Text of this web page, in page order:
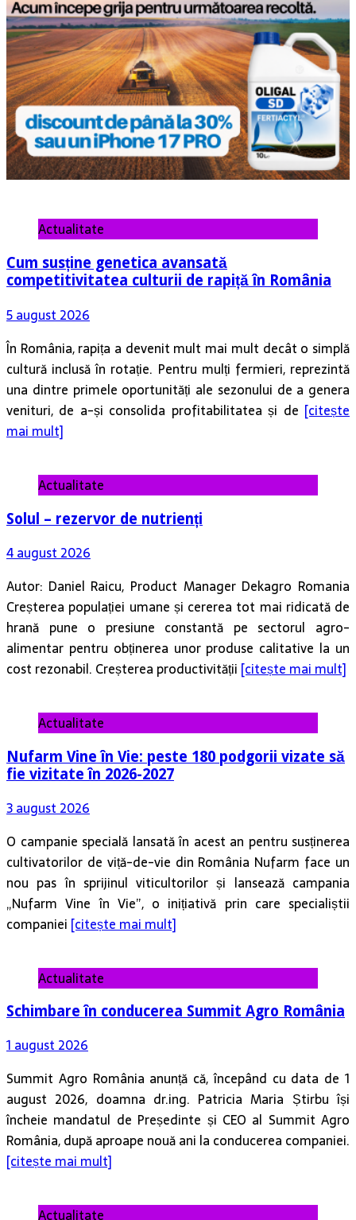
Actualitate
Cum susține genetica avansată
competitivitatea culturii de rapiță în România
5 august 2026
În România, rapița a devenit mult mai mult decât o simplă
cultură inclusă în rotație. Pentru mulți fermieri, reprezintă
una dintre primele oportunități ale sezonului de a genera
venituri, de a-și consolida profitabilitatea și de [citește
mai mult]
Actualitate
Solul – rezervor de nutrienți
4 august 2026
Autor: Daniel Raicu, Product Manager Dekagro Romania
Creșterea populației umane și cererea tot mai ridicată de
hrană pune o presiune constantă pe sectorul agro-
alimentar pentru obținerea unor produse calitative la un
cost rezonabil. Creșterea productivității [citește mai mult]
Actualitate
Nufarm Vine în Vie: peste 180 podgorii vizate să
fie vizitate în 2026-2027
3 august 2026
O campanie specială lansată în acest an pentru susținerea
cultivatorilor de viță-de-vie din România Nufarm face un
nou pas în sprijinul viticultorilor și lansează campania
„Nufarm Vine în Vie”, o inițiativă prin care specialiștii
companiei [citește mai mult]
Actualitate
Schimbare în conducerea Summit Agro România
1 august 2026
Summit Agro România anunță că, începând cu data de 1
august 2026, doamna dr.ing. Patricia Maria Știrbu își
încheie mandatul de Președinte și CEO al Summit Agro
România, după aproape nouă ani la conducerea companiei.
[citește mai mult]
Actualitate